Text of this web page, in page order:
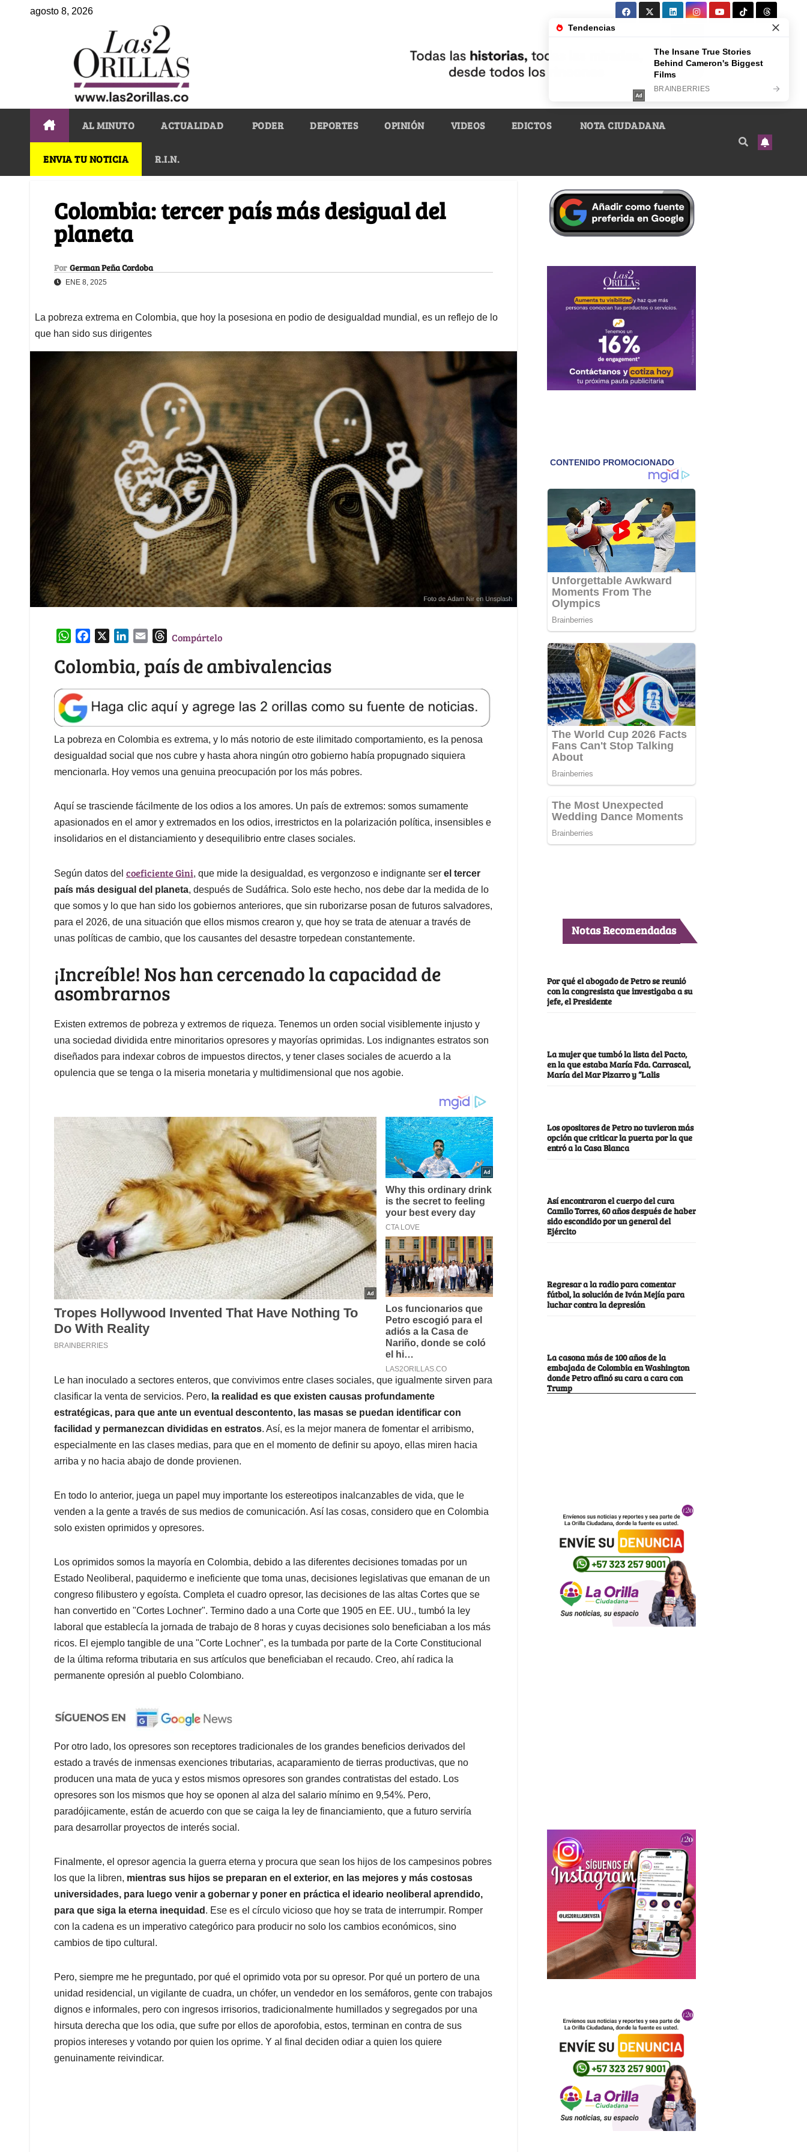
agosto 8, 2026
AL MINUTO ACTUALIDAD PODER DEPORTES OPINIÓN VIDEOS EDICTOS NOTA CIUDADANA
ENVIA TU NOTICIA R.I.N.
Colombia: tercer país más desigual del
planeta
Por German Peña Cordoba
ENE 8, 2025
La pobreza extrema en Colombia, que hoy la posesiona en podio de desigualdad mundial, es un reflejo de lo
que han sido sus dirigentes
W
a
s
A
p
p
c
b
o
k
n
e
d
n
a
i
l
T
r
a
d
Compártelo
Colombia, país de ambivalencias
La pobreza en Colombia es extrema, y lo más notorio de este ilimitado comportamiento, es la penosa
desigualdad social que nos cubre y hasta ahora ningún otro gobierno había propugnado siquiera
mencionarla. Hoy vemos una genuina preocupación por los más pobres.
Aquí se trasciende fácilmente de los odios a los amores. Un país de extremos: somos sumamente
apasionados en el amor y extremados en los odios, irrestrictos en la polarización política, insensibles e
insolidarios en el distanciamiento y desequilibrio entre clases sociales.
Según datos del coeficiente Gini, que mide la desigualdad, es vergonzoso e indignante ser el tercer
país más desigual del planeta, después de Sudáfrica. Solo este hecho, nos debe dar la medida de lo
que somos y lo que han sido los gobiernos anteriores, que sin ruborizarse posan de futuros salvadores,
para el 2026, de una situación que ellos mismos crearon y, que hoy se trata de atenuar a través de
unas políticas de cambio, que los causantes del desastre torpedean constantemente.
¡Increíble! Nos han cercenado la capacidad de
asombrarnos
Existen extremos de pobreza y extremos de riqueza. Tenemos un orden social visiblemente injusto y
una sociedad dividida entre minoritarios opresores y mayorías oprimidas. Los indignantes estratos son
diseñados para indexar cobros de impuestos directos, y tener clases sociales de acuerdo a la
opulencia que se tenga o la miseria monetaria y multidimensional que nos agobie.
Le han inoculado a sectores enteros, que convivimos entre clases sociales, que igualmente sirven para
clasificar la venta de servicios. Pero, la realidad es que existen causas profundamente
estratégicas, para que ante un eventual descontento, las masas se puedan identificar con
facilidad y permanezcan divididas en estratos. Así, es la mejor manera de fomentar el arribismo,
especialmente en las clases medias, para que en el momento de definir su apoyo, ellas miren hacia
arriba y no hacia abajo de donde provienen.
En todo lo anterior, juega un papel muy importante los estereotipos inalcanzables de vida, que le
venden a la gente a través de sus medios de comunicación. Así las cosas, considero que en Colombia
solo existen oprimidos y opresores.
Los oprimidos somos la mayoría en Colombia, debido a las diferentes decisiones tomadas por un
Estado Neoliberal, paquidermo e ineficiente que toma unas, decisiones legislativas que emanan de un
congreso filibustero y egoísta. Completa el cuadro opresor, las decisiones de las altas Cortes que se
han convertido en "Cortes Lochner". Termino dado a una Corte que 1905 en EE. UU., tumbó la ley
laboral que establecía la jornada de trabajo de 8 horas y cuyas decisiones solo beneficiaban a los más
ricos. El ejemplo tangible de una "Corte Lochner", es la tumbada por parte de la Corte Constitucional
de la última reforma tributaria en sus artículos que beneficiaban el recaudo. Creo, ahí radica la
permanente opresión al pueblo Colombiano.
Por otro lado, los opresores son receptores tradicionales de los grandes beneficios derivados del
estado a través de inmensas exenciones tributarias, acaparamiento de tierras productivas, que no
producen una mata de yuca y estos mismos opresores son grandes contratistas del estado. Los
opresores son los mismos que hoy se oponen al alza del salario mínimo en 9,54%. Pero,
paradójicamente, están de acuerdo con que se caiga la ley de financiamiento, que a futuro serviría
para desarrollar proyectos de interés social.
Finalmente, el opresor agencia la guerra eterna y procura que sean los hijos de los campesinos pobres
los que la libren, mientras sus hijos se preparan en el exterior, en las mejores y más costosas
universidades, para luego venir a gobernar y poner en práctica el ideario neoliberal aprendido,
para que siga la eterna inequidad . Ese es el círculo vicioso que hoy se trata de interrumpir. Romper
con la cadena es un imperativo categórico para producir no solo los cambios económicos, sino
cambios de tipo cultural.
Pero, siempre me he preguntado, por qué el oprimido vota por su opresor. Por qué un portero de una
unidad residencial, un vigilante de cuadra, un chófer, un vendedor en los semáforos, gente con trabajos
dignos e informales, pero con ingresos irrisorios, tradicionalmente humillados y segregados por una
hirsuta derecha que los odia, que sufre por ellos de aporofobia, estos, terminan en contra de sus
propios intereses y votando por quien los oprime. Y al final deciden odiar a quien los quiere
genuinamente reivindicar.
Notas Recomendadas
Por qué el abogado de Petro se reunió
con la congresista que investigaba a su
jefe, el Presidente
La mujer que tumbó la lista del Pacto,
en la que estaba María Fda. Carrascal,
María del Mar Pizarro y “Lalis
Los opositores de Petro no tuvieron más
opción que criticar la puerta por la que
entró a la Casa Blanca
Así encontraron el cuerpo del cura
Camilo Torres, 60 años después de haber
sido escondido por un general del
Ejército
Regresar a la radio para comentar
fútbol, la solución de Iván Mejía para
luchar contra la depresión
La casona más de 100 años de la
embajada de Colombia en Washington
donde Petro afinó su cara a cara con
Trump